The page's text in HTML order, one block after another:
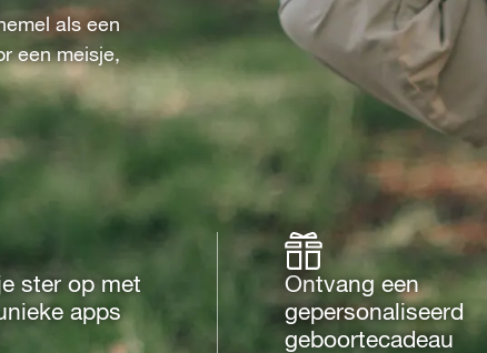
als een
een meisje,
ster op met
apps
Ontvang een
gepersonaliseerd
geboortecadeau